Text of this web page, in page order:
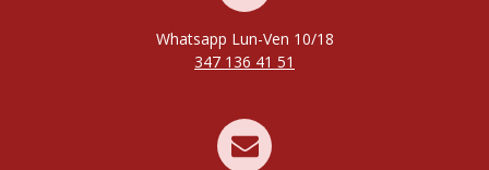
Whatsapp Lun-Ven 10/18
347 136 41 51